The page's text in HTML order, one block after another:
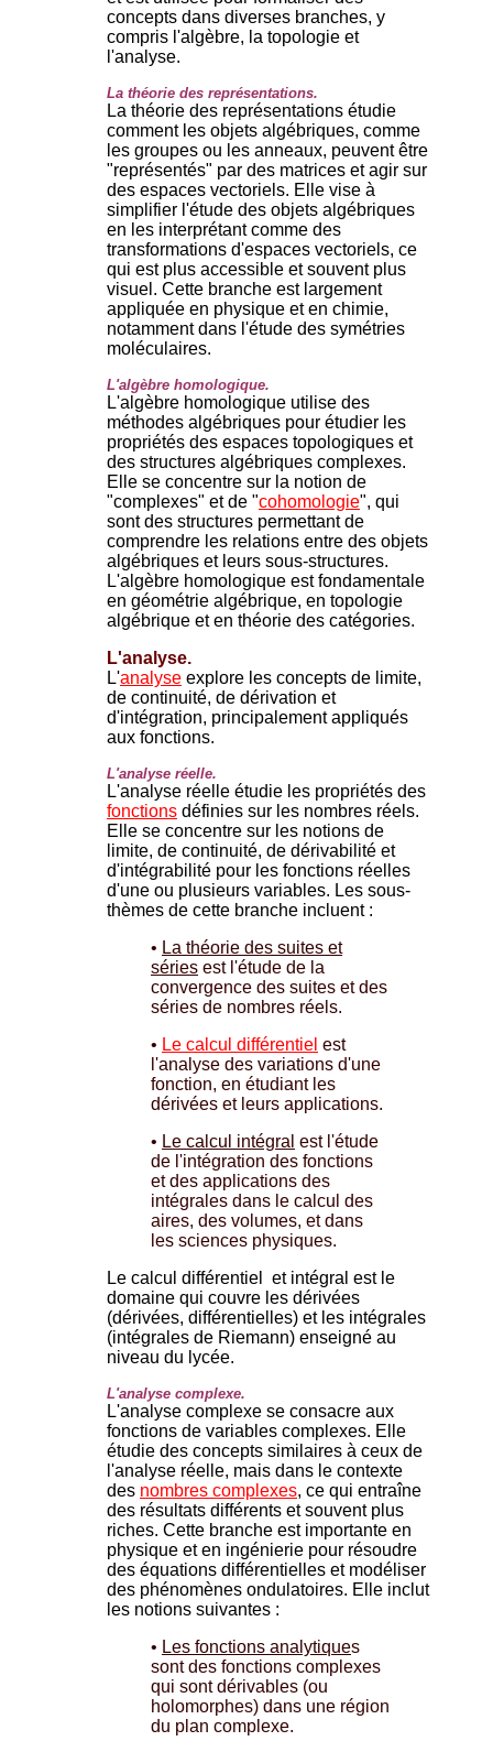
concepts dans diverses branches, y
compris l'algèbre, la topologie et
l'analyse.
La théorie des représentations.
La théorie des représentations étudie
comment les objets algébriques, comme
les groupes ou les anneaux, peuvent être
"représentés" par des matrices et agir sur
des espaces vectoriels. Elle vise à
simplifier l'étude des objets algébriques
en les interprétant comme des
transformations d'espaces vectoriels, ce
qui est plus accessible et souvent plus
visuel. Cette branche est largement
appliquée en physique et en chimie,
notamment dans l'étude des symétries
moléculaires.
L'algèbre homologique.
L'algèbre homologique utilise des
méthodes algébriques pour étudier les
propriétés des espaces topologiques et
des structures algébriques complexes.
Elle se concentre sur la notion de
"complexes" et de "cohomologie", qui
sont des structures permettant de
comprendre les relations entre des objets
algébriques et leurs sous-structures.
L'algèbre homologique est fondamentale
en géométrie algébrique, en topologie
algébrique et en théorie des catégories.
L'analyse.
L'analyse explore les concepts de limite,
de continuité, de dérivation et
d'intégration, principalement appliqués
aux fonctions.
L'analyse réelle.
L'analyse réelle étudie les propriétés des
fonctions définies sur les nombres réels.
Elle se concentre sur les notions de
limite, de continuité, de dérivabilité et
d'intégrabilité pour les fonctions réelles
d'une ou plusieurs variables. Les sous-
thèmes de cette branche incluent :
• La théorie des suites et
séries est l'étude de la
convergence des suites et des
séries de nombres réels.
• Le calcul différentiel est
l'analyse des variations d'une
fonction, en étudiant les
dérivées et leurs applications.
• Le calcul intégral est l'étude
de l'intégration des fonctions
et des applications des
intégrales dans le calcul des
aires, des volumes, et dans
les sciences physiques.
Le calcul différentiel et intégral est le
domaine qui couvre les dérivées
(dérivées, différentielles) et les intégrales
(intégrales de Riemann) enseigné au
niveau du lycée.
L'analyse complexe.
L'analyse complexe se consacre aux
fonctions de variables complexes. Elle
étudie des concepts similaires à ceux de
l'analyse réelle, mais dans le contexte
des nombres complexes, ce qui entraîne
des résultats différents et souvent plus
riches. Cette branche est importante en
physique et en ingénierie pour résoudre
des équations différentielles et modéliser
des phénomènes ondulatoires. Elle inclut
les notions suivantes :
• Les fonctions analytiques
sont des fonctions complexes
qui sont dérivables (ou
holomorphes) dans une région
du plan complexe.